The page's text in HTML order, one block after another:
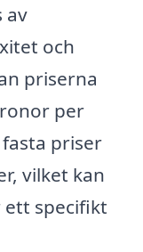
av
och
priserna
per
priser
vilket kan
specifikt